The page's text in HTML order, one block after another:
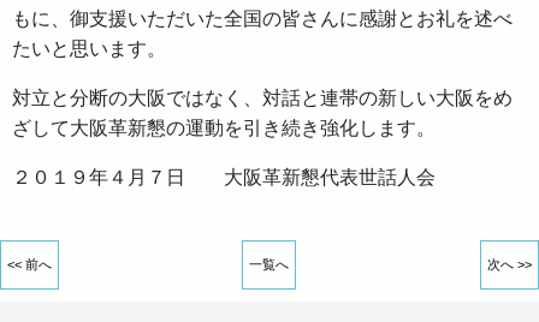
もに、御支援いただいた全国の皆さんに感謝とお礼を述べ
たいと思います。
対立と分断の大阪ではなく、対話と連帯の新しい大阪をめ
ざして大阪革新懇の運動を引き続き強化します。
２０１９年４月７日 大阪革新懇代表世話人会
<< 前へ 一覧へ 次へ >>